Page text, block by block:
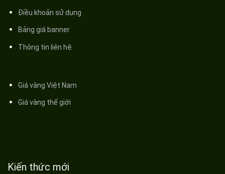
Điều khoản sử dụng
Bảng giá banner
Thông tin liên hệ
Giá vàng Việt Nam
Giá vàng thế giới
Kiến thức mới